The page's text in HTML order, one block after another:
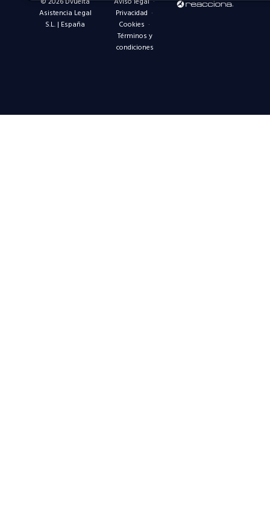
Asistencia Legal
S.L. | España
Privacidad ·
Cookies ·
Términos y
condiciones